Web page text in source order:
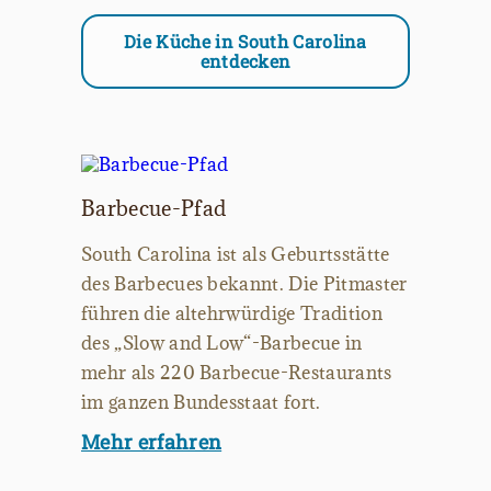
Die Küche in South Carolina
entdecken
Barbecue-Pfad
South Carolina ist als Geburtsstätte
des Barbecues bekannt. Die Pitmaster
führen die altehrwürdige Tradition
des „Slow and Low“-Barbecue in
mehr als 220 Barbecue-Restaurants
im ganzen Bundesstaat fort.
Mehr erfahren